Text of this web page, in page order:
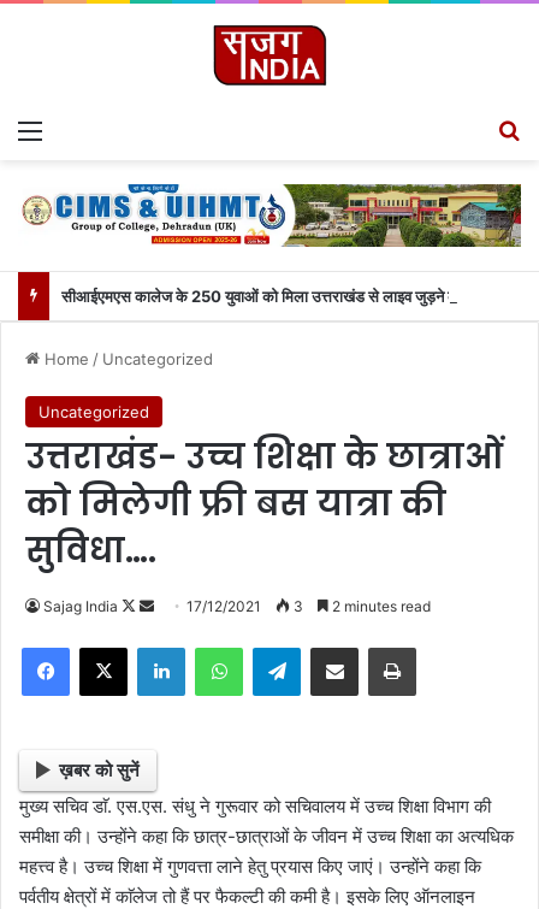
Menu
सीआईएमएस कालेज के 250 युवाओं को मिला उत्तराखंड से लाइव जुड़ने का मौका
Home / Uncategorized
Uncategorized
उत्तराखंड- उच्च शिक्षा के छात्राओं
को मिलेगी फ्री बस यात्रा की
सुविधा….
Sajag India
Follow
Send
email
17/12/2021 3 2 minutes read
Facebook
X LinkedInWhatsAppTelegramShare via Email Print
ख़बर को सुनें
मुख्य सचिव डाॅ. एस.एस. संधु ने गुरूवार को सचिवालय में उच्च शिक्षा विभाग की
समीक्षा की। उन्होंने कहा कि छात्र-छात्राओं के जीवन में उच्च शिक्षा का अत्यधिक
महत्त्व है। उच्च शिक्षा में गुणवत्ता लाने हेतु प्रयास किए जाएं। उन्होंने कहा कि
पर्वतीय क्षेत्रों में काॅलेज तो हैं पर फैकल्टी की कमी है। इसके लिए ऑनलाइन